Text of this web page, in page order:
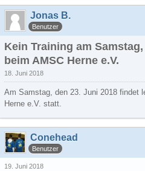
Jonas B.
Benutzer
Kein Training am
beim AMSC Herne e.V.
18. Juni 2018
Am Samstag, den 23. Juni 2018 findet
Herne e.V. statt.
Conehead
Benutzer
19. Juni 2018